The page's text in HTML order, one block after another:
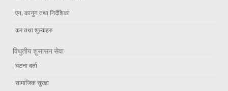
एन, कानुन तथा निर्देशिका
कर तथा शुल्कहरु
विधुतीय शुसासन सेवा
घटना दर्ता
सामाजिक सुरक्षा